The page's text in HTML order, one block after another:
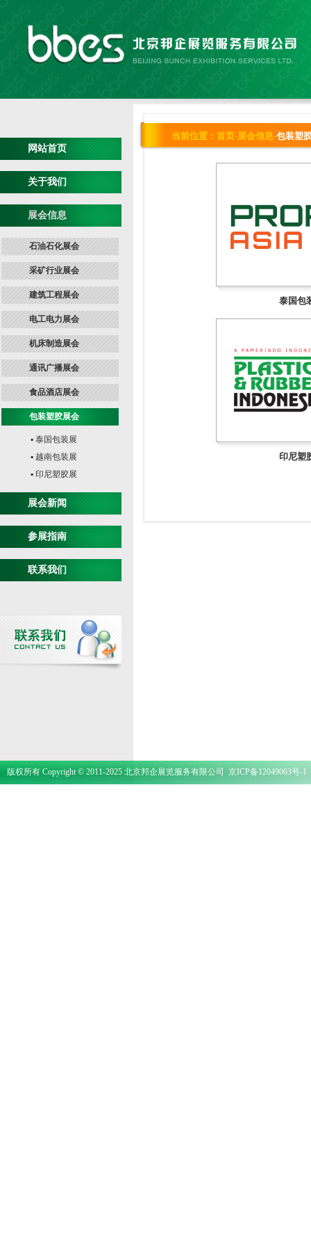
网站首页
关于我们
展会信息
石油石化展会
采矿行业展会
建筑工程展会
电工电力展会
机床制造展会
通讯广播展会
食品酒店展会
包装塑胶展会
▪ 泰国包装展
▪ 越南包装展
▪ 印尼塑胶展
展会新闻
参展指南
联系我们
当前位置： 首页-展会信息-包装塑
泰国包
印尼塑
版权所有 Copyright © 2011-2025 北京邦企展览服务有限公司 京ICP备12049063号-1